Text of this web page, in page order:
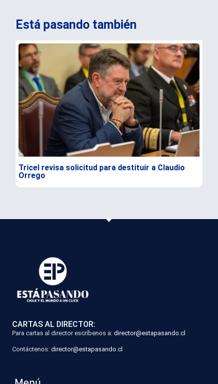
Está pasando también
Tricel revisa solicitud para destituir a Claudio
Orrego
CARTAS AL DIRECTOR:
Para cartas al director escríbenos a: director@estapasando.cl
Contáctenos: director@estapasando.cl